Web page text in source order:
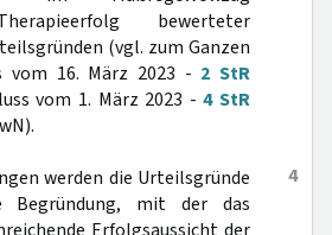
bewerteter
(vgl. zum Ganzen
vom 16. März 2023 - 2 StR
vom 1. März 2023 -4 StR
4
werden die Urteilsgründe
Begründung, mit der das